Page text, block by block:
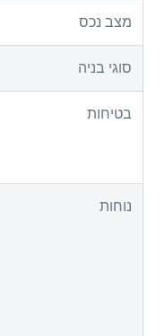
מצב נכס
סוגי בניה
בטיחות
נוחות